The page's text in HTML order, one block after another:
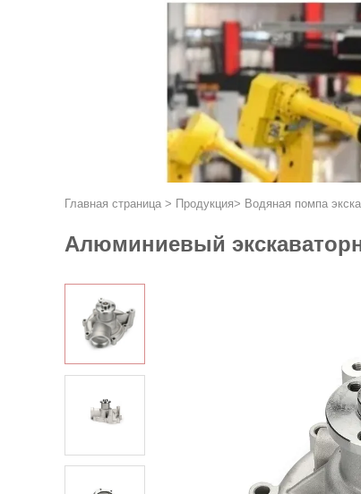
Главная страница > Продукция> Водяная помпа
Алюминиевый